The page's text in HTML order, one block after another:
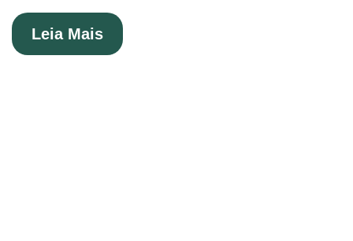
Leia Mais